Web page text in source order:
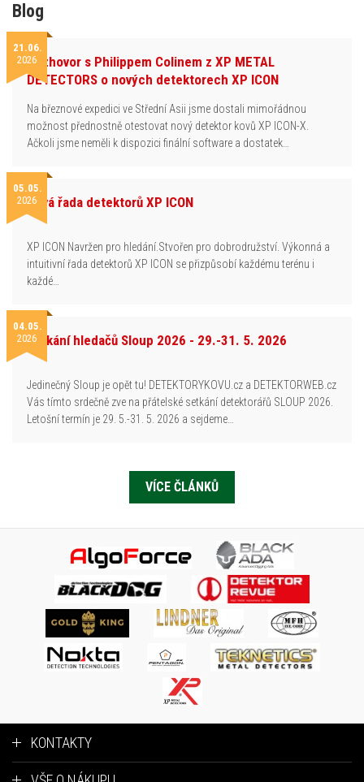
Blog
21.06.
2026Rozhovor s Philippem Colinem z XP METAL
DETECTORS o nových detektorech XP ICON
Na březnové expedici ve Střední Asii jsme dostali mimořádnou
možnost přednostně otestovat nový detektor kovů XP ICON-X.
Ačkoli jsme neměli k dispozici finální software a dostatek…
05.05.
2026Nová řada detektorů XP ICON
XP ICON Navržen pro hledání.Stvořen pro dobrodružství. Výkonná a
intuitivní řada detektorů XP ICON se přizpůsobí každému terénu i
každé…
04.05.
2026Setkání hledačů Sloup 2026 - 29.-31. 5. 2026
Jedinečný Sloup je opět tu! DETEKTORYKOVU.cz a DETEKTORWEB.cz
Vás tímto srdečně zve na přátelské setkání detektorářů SLOUP 2026.
Letošní termín je 29. 5.-31. 5. 2026 a sejdeme…
VÍCE ČLÁNKŮ
KONTAKTY